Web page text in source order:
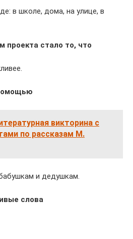
в школе, дома, на улице, в
проекта стало то, что
викторина с
по рассказам М.
и дедушкам.
слова